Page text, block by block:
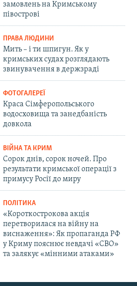
замовлень на Кримському
півострові
ПРАВА ЛЮДИНИ
Мить – і ти шпигун. Як у
кримських судах розглядають
звинувачення в держзраді
ФОТОГАЛЕРЕЇ
Краса Сімферопольського
водосховища та занедбаність
довкола
ВІЙНА ТА КРИМ
Сорок днів, сорок ночей. Про
результати кримської операції з
примусу Росії до миру
ПОЛІТИКА
«Короткострокова акція
перетворилася на війну на
виснаження»: Як пропаганда РФ
у Криму пояснює невдачі «СВО»
та залякує «мінними атаками»